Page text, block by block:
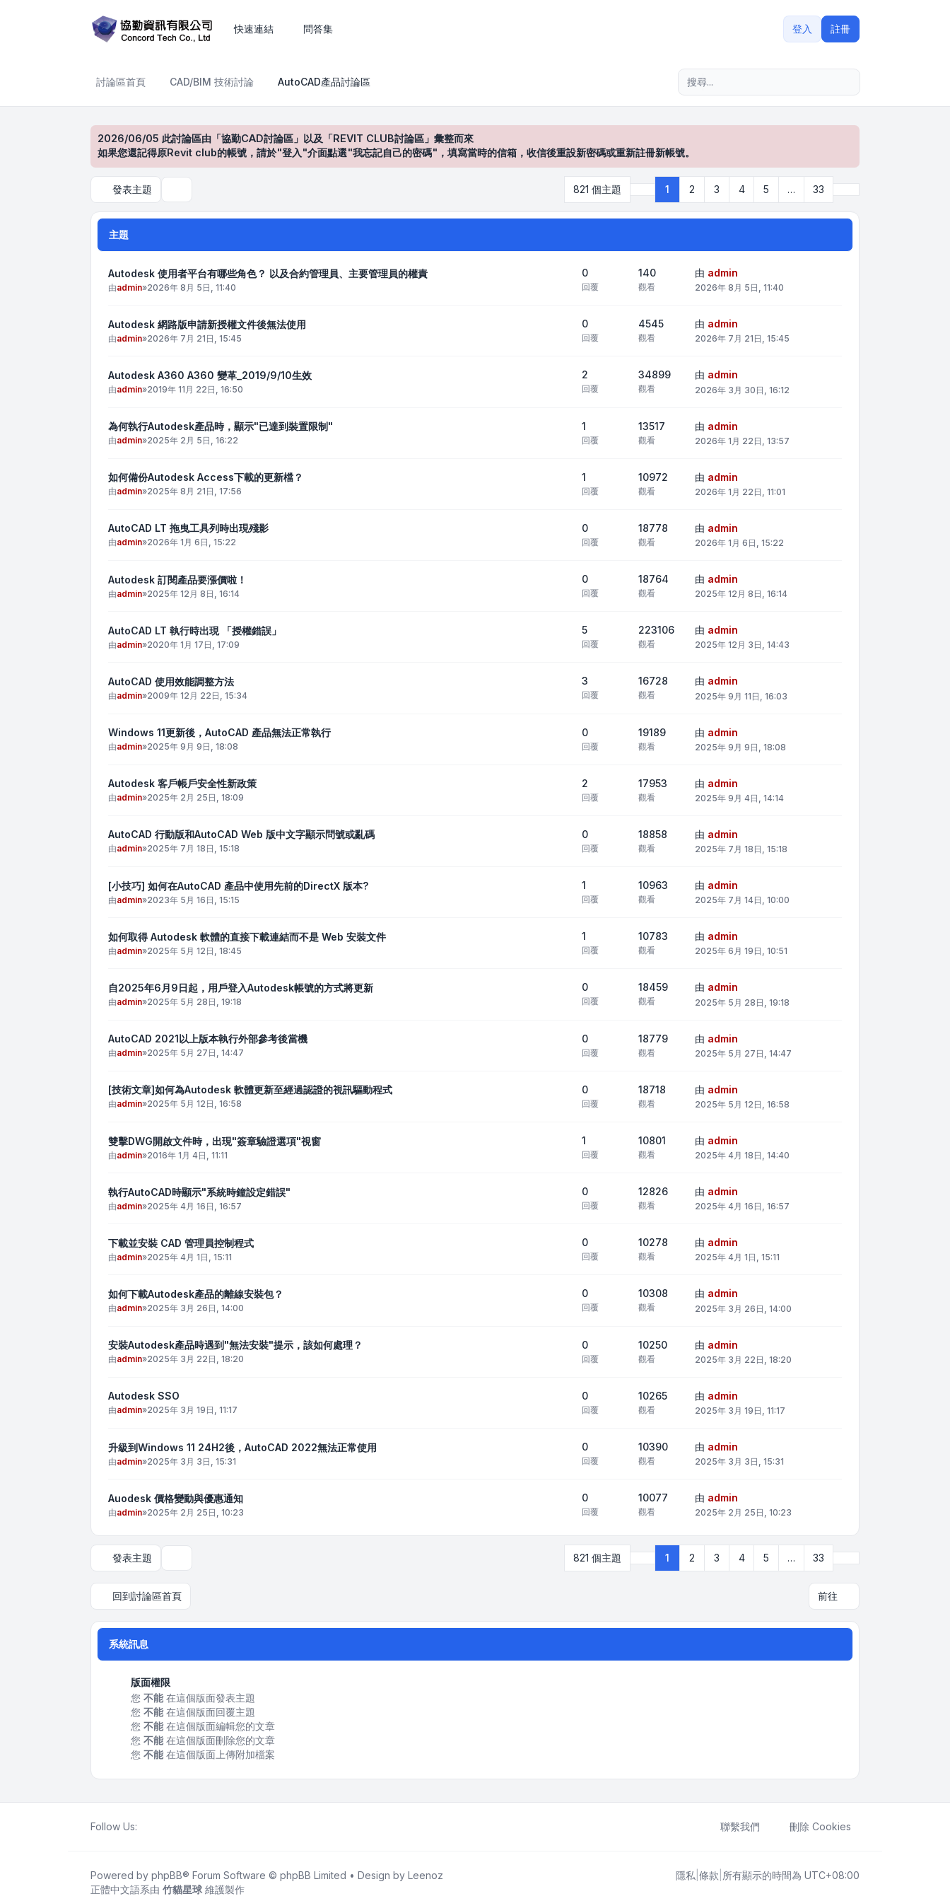
快速連結 問答集 登入 註冊
討論區首頁 CAD/BIM 技術討論 AutoCAD產品討論區
2026/06/05 此討論區由「協勤CAD討論區」以及「REVIT CLUB討論區」彙整而來
如果您還記得原Revit club的帳號，請於"登入"介面點選"我忘記自己的密碼"，填寫當時的信箱，收信後重設新密碼或重新註冊新帳號。
發表主題 821 個主題 第1 頁 (共 33 頁)
1 2 3 4 5 … 33
主題
Autodesk 使用者平台有哪些角色？ 以及合約管理員、主要管理員的權責
由admin»2026年 8月 5日, 11:40
0
回覆
140
觀看
由 admin
2026年 8月 5日, 11:40
Autodesk 網路版申請新授權文件後無法使用
由admin»2026年 7月 21日, 15:45
0
回覆
4545
觀看
由 admin
2026年 7月 21日, 15:45
Autodesk A360 A360 變革_2019/9/10生效
由admin»2019年 11月 22日, 16:50
2
回覆
34899
觀看
由 admin
2026年 3月 30日, 16:12
為何執行Autodesk產品時，顯示"已達到裝置限制"
由admin»2025年 2月 5日, 16:22
1
回覆
13517
觀看
由 admin
2026年 1月 22日, 13:57
如何備份Autodesk Access下載的更新檔？
由admin»2025年 8月 21日, 17:56
1
回覆
10972
觀看
由 admin
2026年 1月 22日, 11:01
AutoCAD LT 拖曳工具列時出現殘影
由admin»2026年 1月 6日, 15:22
0
回覆
18778
觀看
由 admin
2026年 1月 6日, 15:22
Autodesk 訂閱產品要漲價啦！
由admin»2025年 12月 8日, 16:14
0
回覆
18764
觀看
由 admin
2025年 12月 8日, 16:14
AutoCAD LT 執行時出現 「授權錯誤」
由admin»2020年 1月 17日, 17:09
5
回覆
223106
觀看
由 admin
2025年 12月 3日, 14:43
AutoCAD 使用效能調整方法
由admin»2009年 12月 22日, 15:34
3
回覆
16728
觀看
由 admin
2025年 9月 11日, 16:03
Windows 11更新後，AutoCAD 產品無法正常執行
由admin»2025年 9月 9日, 18:08
0
回覆
19189
觀看
由 admin
2025年 9月 9日, 18:08
Autodesk 客戶帳戶安全性新政策
由admin»2025年 2月 25日, 18:09
2
回覆
17953
觀看
由 admin
2025年 9月 4日, 14:14
AutoCAD 行動版和AutoCAD Web 版中文字顯示問號或亂碼
由admin»2025年 7月 18日, 15:18
0
回覆
18858
觀看
由 admin
2025年 7月 18日, 15:18
[小技巧] 如何在AutoCAD 產品中使用先前的DirectX 版本?
由admin»2023年 5月 16日, 15:15
1
回覆
10963
觀看
由 admin
2025年 7月 14日, 10:00
如何取得 Autodesk 軟體的直接下載連結而不是 Web 安裝文件
由admin»2025年 5月 12日, 18:45
1
回覆
10783
觀看
由 admin
2025年 6月 19日, 10:51
自2025年6月9日起，用戶登入Autodesk帳號的方式將更新
由admin»2025年 5月 28日, 19:18
0
回覆
18459
觀看
由 admin
2025年 5月 28日, 19:18
AutoCAD 2021以上版本執行外部參考後當機
由admin»2025年 5月 27日, 14:47
0
回覆
18779
觀看
由 admin
2025年 5月 27日, 14:47
[技術文章]如何為Autodesk 軟體更新至經過認證的視訊驅動程式
由admin»2025年 5月 12日, 16:58
0
回覆
18718
觀看
由 admin
2025年 5月 12日, 16:58
雙擊DWG開啟文件時，出現"簽章驗證選項"視窗
由admin»2016年 1月 4日, 11:11
1
回覆
10801
觀看
由 admin
2025年 4月 18日, 14:40
執行AutoCAD時顯示"系統時鐘設定錯誤"
由admin»2025年 4月 16日, 16:57
0
回覆
12826
觀看
由 admin
2025年 4月 16日, 16:57
下載並安裝 CAD 管理員控制程式
由admin»2025年 4月 1日, 15:11
0
回覆
10278
觀看
由 admin
2025年 4月 1日, 15:11
如何下載Autodesk產品的離線安裝包？
由admin»2025年 3月 26日, 14:00
0
回覆
10308
觀看
由 admin
2025年 3月 26日, 14:00
安裝Autodesk產品時遇到"無法安裝"提示，該如何處理？
由admin»2025年 3月 22日, 18:20
0
回覆
10250
觀看
由 admin
2025年 3月 22日, 18:20
Autodesk SSO
由admin»2025年 3月 19日, 11:17
0
回覆
10265
觀看
由 admin
2025年 3月 19日, 11:17
升級到Windows 11 24H2後，AutoCAD 2022無法正常使用
由admin»2025年 3月 3日, 15:31
0
回覆
10390
觀看
由 admin
2025年 3月 3日, 15:31
Auodesk 價格變動與優惠通知
由admin»2025年 2月 25日, 10:23
0
回覆
10077
觀看
由 admin
2025年 2月 25日, 10:23
發表主題 821 個主題 第1 頁 (共 33 頁)
1 2 3 4 5 … 33
回到討論區首頁 前往
系統訊息
版面權限
您 不能在這個版面發表主題
您 不能在這個版面回覆主題
您 不能在這個版面編輯您的文章
您 不能在這個版面刪除您的文章
您 不能在這個版面上傳附加檔案
Follow Us: 聯繫我們 刪除 Cookies
Powered by phpBB® Forum Software © phpBB Limited • Design by Leenoz
正體中文語系由 竹貓星球 維護製作
隱私 條款 所有顯示的時間為 UTC+08:00